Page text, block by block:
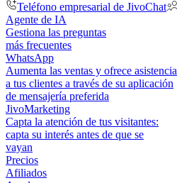
Teléfono empresarial de JivoChat
Agente de IA
Gestiona las preguntas
más frecuentes
WhatsApp
Aumenta las ventas y ofrece asistencia
a tus clientes a través de su aplicación
de mensajería preferida
JivoMarketing
Capta la atención de tus visitantes:
capta su interés antes de que se
vayan
Precios
Afiliados